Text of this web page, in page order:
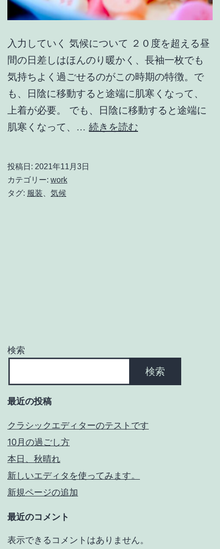
入力していく 気候について ２０度を超える昼
間の日差しはほんのり暖かく、長袖一枚でも
気持ちよく過ごせるのがこの時期の特徴。で
も、日陰に移動すると途端に肌寒くなって、
上着が必要。 でも、日陰に移動すると途端に
肌寒くなって、… 続きを読む
投稿日: 2021年11月3日
カテゴリー: work
タグ: 服装 気候
検索
検索
最近の投稿
クラシックエディターのテストです
10月の過ごし方
本日、秋晴れ
新しいエディタを使ってみます。
新規ページの追加
最近のコメント
表示できるコメントはありません。